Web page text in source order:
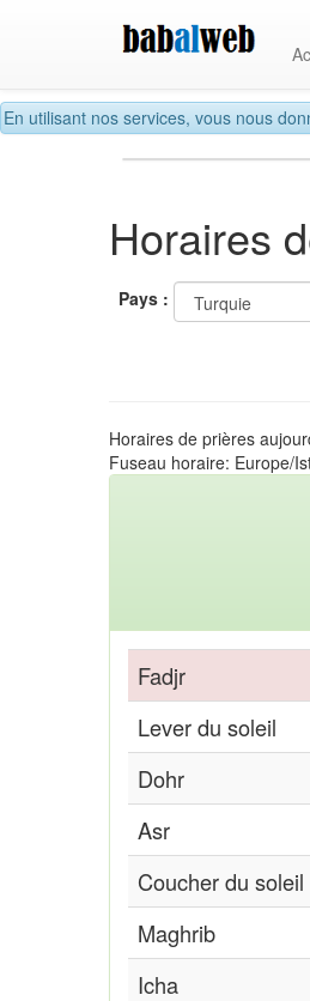
En utilisant nos services, vous nous
Horaires
Pays :
Horaires de prières
Fuseau horaire: Europe/
Fadjr
Lever du soleil
Dohr
Asr
Coucher du soleil
Maghrib
Icha